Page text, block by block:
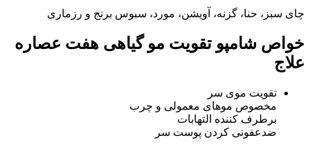
چای سبز، حنا، گزنه، آویشن، مورد، سبوس برنج و رزماری
خواص شامپو تقویت مو گیاهی هفت عصاره
علاج
تقویت موی سر
مخصوص موهای معمولی و چرب
برطرف کننده التهابات
ضدعفونی کردن پوست سر